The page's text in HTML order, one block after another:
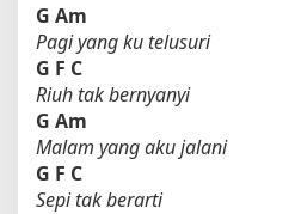
G Am
Pagi yang ku telusuri
G F C
Riuh tak bernyanyi
G Am
Malam yang aku jalani
G F C
Sepi tak berarti